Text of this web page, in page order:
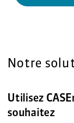
Notre
Utilisez
souhaitez